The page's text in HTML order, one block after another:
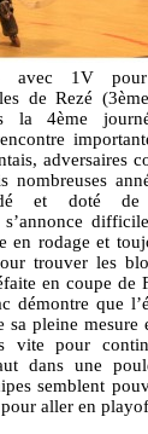
avec 1V
de Rezé
la 4ème
adversaires
nombreuses
et doté de
en rodage et
trouver les
en coupe de
démontre que
sa pleine mesure
vite pour
dans une
semblent
aller en